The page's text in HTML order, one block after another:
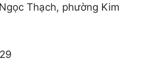
Thạch, phường Kim